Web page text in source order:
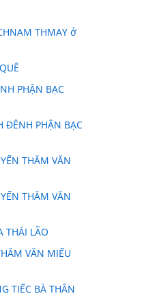
THMAY ở
PHẬN BẠC
ĐÊNH PHẬN BẠC
THĂM VĂN
THĂM VĂN
THÁI LÃO
VĂN MIẾU
TIẾC BÀ THÂN